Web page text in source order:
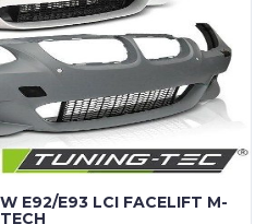
E92/E93 LCI FACELIFT M-
TECH